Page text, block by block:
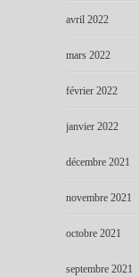
avril 2022
mars 2022
février 2022
janvier 2022
décembre 2021
novembre 2021
octobre 2021
septembre 2021